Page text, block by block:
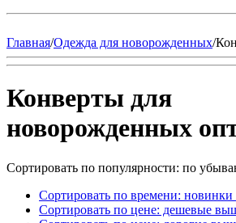
Главная/Одежда для новорожденных/
Конверты для
новорожденных
Сортировать по популярности: по
Сортировать по времени:
Сортировать по цене: дешевые